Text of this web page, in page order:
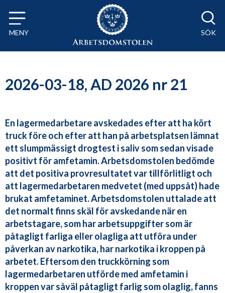
Till innehåll på sidan x
MENY SÖK
2026-03-18, AD 2026 nr 21
En lagermedarbetare avskedades efter att ha kört
truck före och efter att han på arbetsplatsen lämnat
ett slumpmässigt drogtest i saliv som sedan visade
positivt för amfetamin. Arbetsdomstolen bedömde
att det positiva provresultatet var tillförlitligt och
att lagermedarbetaren medvetet (med uppsåt) hade
brukat amfetaminet. Arbetsdomstolen uttalade att
det normalt finns skäl för avskedande när en
arbetstagare, som har arbetsuppgifter som är
påtagligt farliga eller olagliga att utföra under
påverkan av narkotika, har narkotika i kroppen på
arbetet. Eftersom den truckkörning som
lagermedarbetaren utförde med amfetamin i
kroppen var såväl påtagligt farlig som olaglig, fanns